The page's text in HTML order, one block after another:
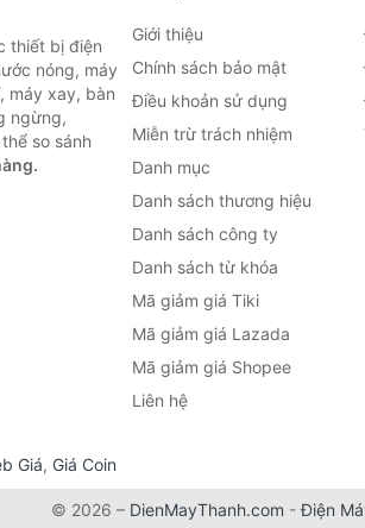
thiết bị điện
nóng, máy
máy xay, bàn
ngừng,
so sánh
Giới thiệu
Chính sách bảo mật
Điều khoản sử dụng
Miễn trừ trách nhiệm
Danh mục
Danh sách thương hiệu
Danh sách công ty
Danh sách từ khóa
Mã giảm giá Tiki
Mã giảm giá Lazada
Mã giảm giá Shopee
Liên hệ
Giá, Giá Coin
© 2026 – DienMayThanh.com -Điện